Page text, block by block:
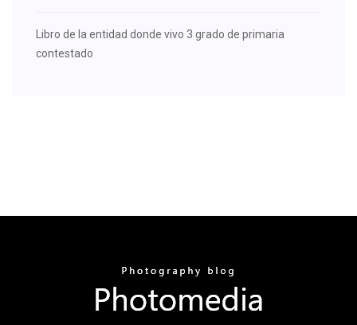
Libro de la entidad donde vivo 3 grado de primaria
contestado